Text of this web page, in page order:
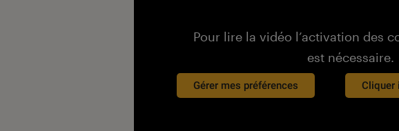
Pour lire la vidéo l’activation des
est nécessaire.
Gérer mes préférences Cliquer